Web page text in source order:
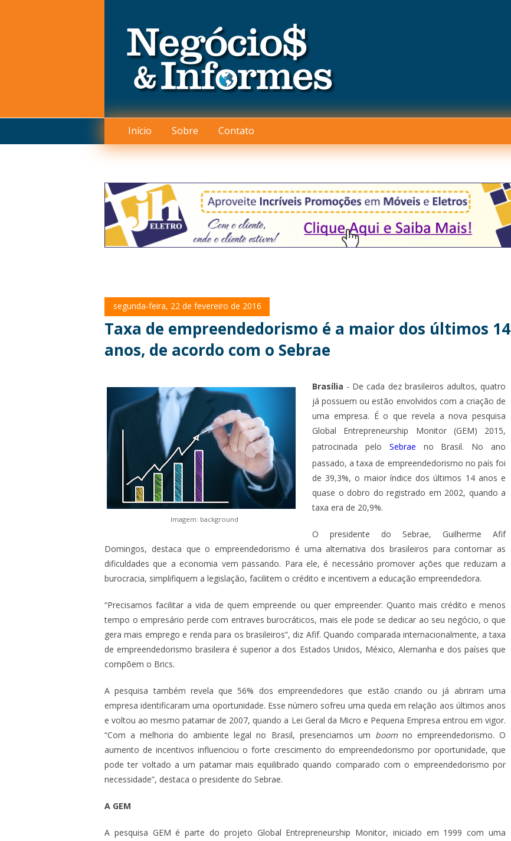
Início Sobre Contato
segunda-feira, 22 de fevereiro de 2016
Taxa de empreendedorismo é a maior dos últimos 14
anos, de acordo com o Sebrae
Imagem: background
Brasília - De cada dez brasileiros adultos, quatro
já possuem ou estão envolvidos com a criação de
uma empresa. É o que revela a nova pesquisa
Global Entrepreneurship Monitor (GEM) 2015,
patrocinada pelo Sebrae no Brasil. No ano
passado, a taxa de empreendedorismo no país foi
de 39,3%, o maior índice dos últimos 14 anos e
quase o dobro do registrado em 2002, quando a
taxa era de 20,9%.
O presidente do Sebrae, Guilherme Afif
Domingos, destaca que o empreendedorismo é uma alternativa dos brasileiros para contornar as
dificuldades que a economia vem passando. Para ele, é necessário promover ações que reduzam a
burocracia, simplifiquem a legislação, facilitem o crédito e incentivem a educação empreendedora.
“Precisamos facilitar a vida de quem empreende ou quer empreender. Quanto mais crédito e menos
tempo o empresário perde com entraves burocráticos, mais ele pode se dedicar ao seu negócio, o que
gera mais emprego e renda para os brasileiros”, diz Afif. Quando comparada internacionalmente, a taxa
de empreendedorismo brasileira é superior a dos Estados Unidos, México, Alemanha e dos países que
compõem o Brics.
A pesquisa também revela que 56% dos empreendedores que estão criando ou já abriram uma
empresa identificaram uma oportunidade. Esse número sofreu uma queda em relação aos últimos anos
e voltou ao mesmo patamar de 2007, quando a Lei Geral da Micro e Pequena Empresa entrou em vigor.
“Com a melhoria do ambiente legal no Brasil, presenciamos um boomno empreendedorismo. O
aumento de incentivos influenciou o forte crescimento do empreendedorismo por oportunidade, que
pode ter voltado a um patamar mais equilibrado quando comparado com o empreendedorismo por
necessidade”, destaca o presidente do Sebrae.
A GEM
A pesquisa GEM é parte do projeto Global Entrepreneurship Monitor, iniciado em 1999 com uma